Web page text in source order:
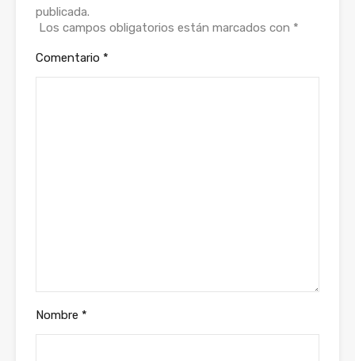
publicada.
Los campos obligatorios están marcados con *
Comentario *
Nombre *